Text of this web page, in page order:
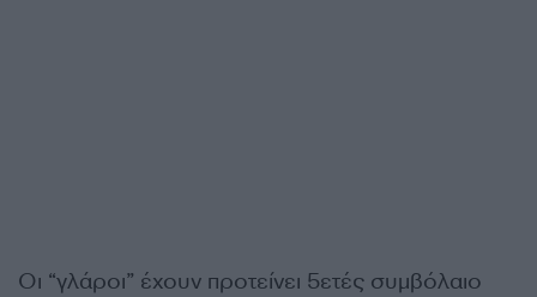
Οι “γλάροι” έχουν προτείνει 5ετές συμβόλαιο